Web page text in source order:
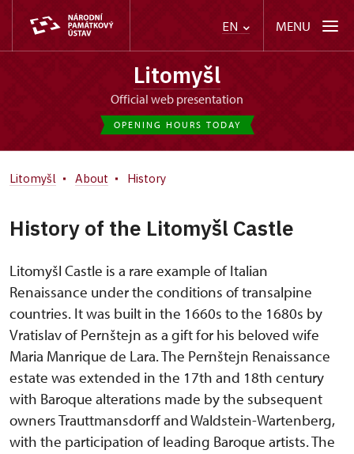
EN MENU
Litomyšl
Official web presentation
OPENING HOURS TODAY
Litomyšl About History
History of the Litomyšl Castle
Litomyšl Castle is a rare example of Italian
Renaissance under the conditions of transalpine
countries. It was built in the 1660s to the 1680s by
Vratislav of Pernštejn as a gift for his beloved wife
Maria Manrique de Lara. The Pernštejn Renaissance
estate was extended in the 17th and 18th century
with Baroque alterations made by the subsequent
owners Trauttmansdorff and Waldstein-Wartenberg,
with the participation of leading Baroque artists. The